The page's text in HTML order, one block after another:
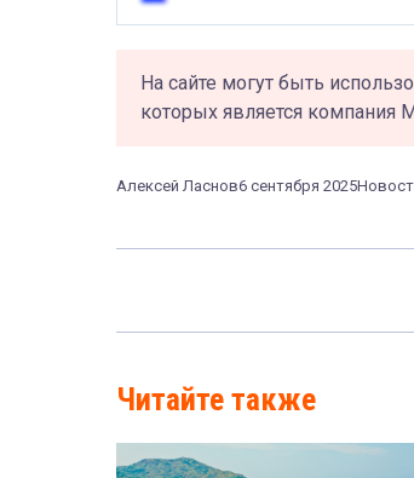
На сайте могут быть
которых является компания
Алексей Ласнов6 сентября 2025
Читайте также